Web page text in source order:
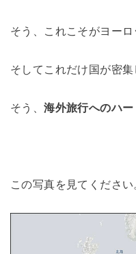
そう、これこそがヨーロ
そしてこれだけ国が密集
そう、海外旅行へのハー
この写真を見てください